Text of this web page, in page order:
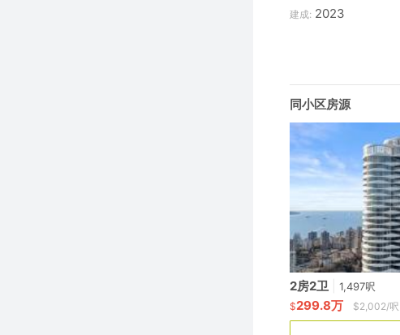
建成: 2023
同小区房源
2房2卫 1,497呎
$299.8万 $2,002/呎